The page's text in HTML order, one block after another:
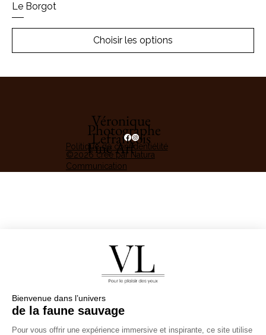
Le Borgot
Choisir les options
Véronique
Lefrançois
Photographe
Fine Art
©2026 créé par Natura
Communication
Politique de confidentiélité